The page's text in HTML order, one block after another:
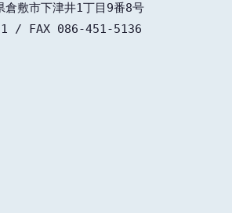
敷市下津井1丁目9番8号
/ FAX 086-451-5136